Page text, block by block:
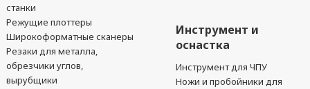
станки
Режущие плоттеры
Широкоформатные сканеры
Резаки для металла,
обрезчики углов,
вырубщики
Инструмент и
оснастка
Инструмент для ЧПУ
Ножи и пробойники для